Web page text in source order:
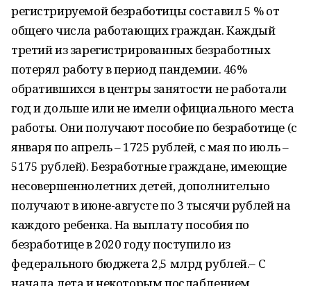
регистрируемой безработицы составил 5 % от
общего числа работающих граждан. Каждый
третий из зарегистрированных безработных
потерял работу в период пандемии. 46%
обратившихся в центры занятости не работали
год и дольше или не имели официального места
работы. Они получают пособие по безработице (с
января по апрель – 1725 рублей, с мая по июль –
5175 рублей). Безработные граждане, имеющие
несовершеннолетних детей, дополнительно
получают в июне-августе по 3 тысячи рублей на
каждого ребенка. На выплату пособия по
безработице в 2020 году поступило из
федерального бюджета 2,5 млрд рублей.– С